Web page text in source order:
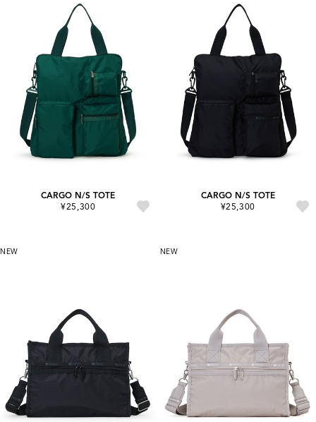
CARGO N/S TOTE
¥25,300
CARGO N/S TOTE
¥25,300
NEW NEW